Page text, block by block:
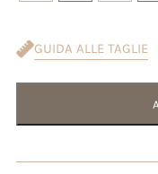
GUIDA ALLE TAGLIE